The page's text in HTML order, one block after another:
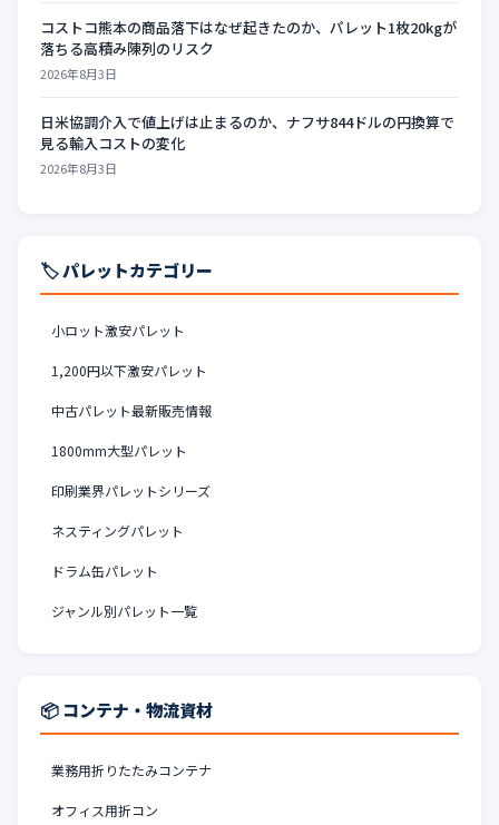
コストコ熊本の商品落下はなぜ起きたのか、パレット1枚20kgが
落ちる高積み陳列のリスク
2026年8月3日
日米協調介入で値上げは止まるのか、ナフサ844ドルの円換算で
見る輸入コストの変化
2026年8月3日
🏷️ パレットカテゴリー
小ロット激安パレット
1,200円以下激安パレット
中古パレット最新販売情報
1800mm大型パレット
印刷業界パレットシリーズ
ネスティングパレット
ドラム缶パレット
ジャンル別パレット一覧
📦 コンテナ・物流資材
業務用折りたたみコンテナ
オフィス用折コン